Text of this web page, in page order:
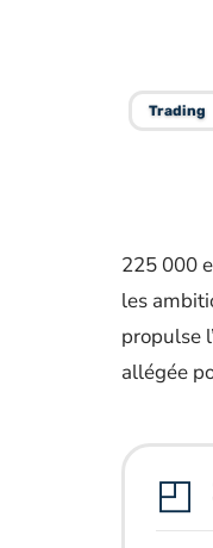
Trading
225 000
les
propulse
allégée